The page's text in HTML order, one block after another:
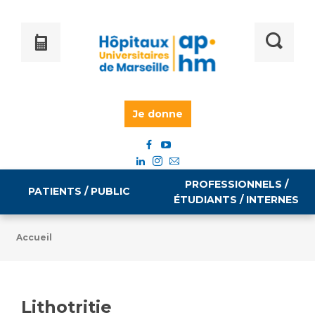
Je donne
PATIENTS / PUBLIC
PROFESSIONNELS /
ÉTUDIANTS / INTERNES
Emploi / formation
Accueil
Lithotritie